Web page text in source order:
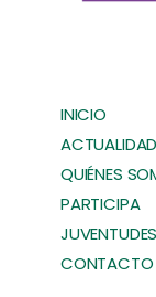
INICIO
ACTUALIDAD
QUIÉNES
PARTICIPA
CONTACTO